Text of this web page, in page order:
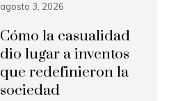
agosto 3, 2026
Cómo la casualidad
dio lugar a inventos
que redefinieron la
sociedad